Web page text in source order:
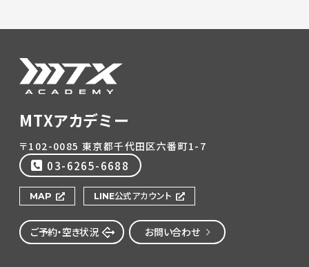
MTXアカデミー
〒102-0085 東京都千代田区六番町1-7
03-6265-6688
MAP LINE公式アカウント
ご予約・空き状況 お問い合わせ